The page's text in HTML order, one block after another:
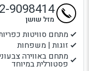
מתחם סוויטות
זוגות | משפחות
מתחם באווירה
פסטורלית במיוחד
9098414
מזל שושן